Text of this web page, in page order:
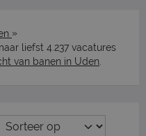
»
liefst 4.237 vacatures
van banen in Uden